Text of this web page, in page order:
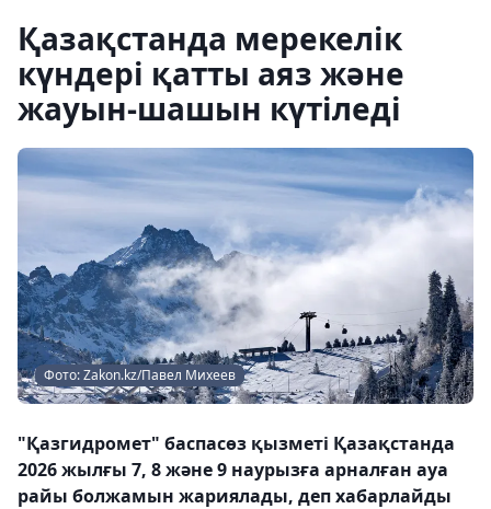
Қазақстанда мерекелік
күндері қатты аяз және
жауын-шашын күтіледі
Фото: Zakon.kz/Павел Михеев
"Қазгидромет" баспасөз қызметі Қазақстанда
2026 жылғы 7, 8 және 9 наурызға арналған ауа
райы болжамын жариялады, деп хабарлайды